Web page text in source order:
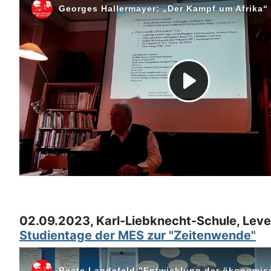
02.09.2023, Karl-Liebknecht-Schule,
Studientage der MES zur "Zeitenwende"